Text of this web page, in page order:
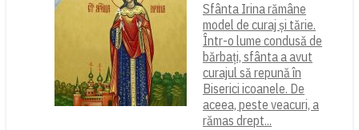
Sfânta Irina rămâne
model de curaj și tărie.
Într-o lume condusă de
bărbați, sfânta a avut
curajul să repună în
Biserici icoanele. De
aceea, peste veacuri, a
rămas drept...